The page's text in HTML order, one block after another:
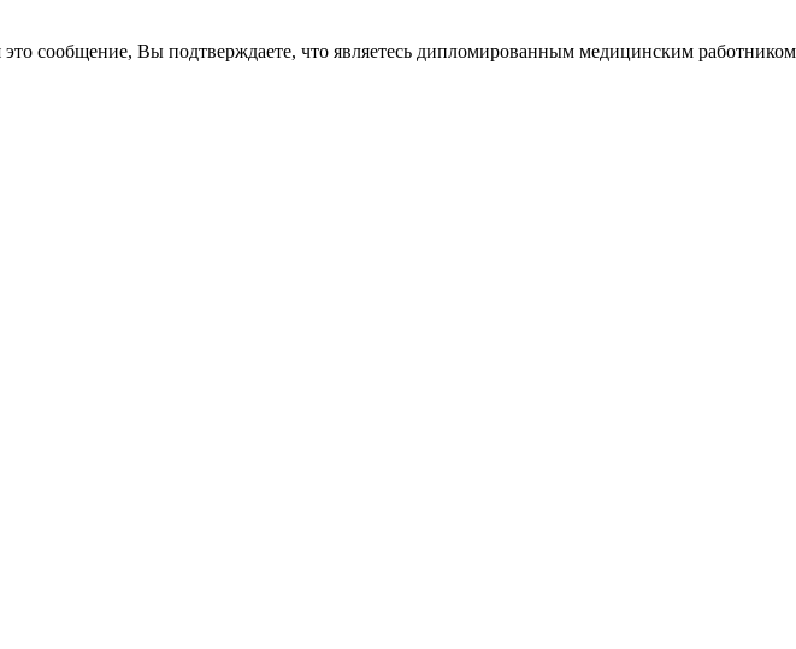
сообщение, Вы подтверждаете, что являетесь дипломированным медицинским работником